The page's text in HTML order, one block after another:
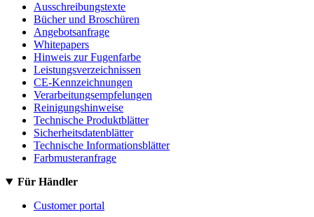
Ausschreibungstexte
Bücher und Broschüren
Angebotsanfrage
Whitepapers
Hinweis zur Fugenfarbe
Leistungsverzeichnissen
CE-Kennzeichnungen
Verarbeitungsempfelungen
Reinigungshinweise
Technische Produktblätter
Sicherheitsdatenblätter
Technische Informationsblätter
Farbmusteranfrage
Für Händler
Customer portal